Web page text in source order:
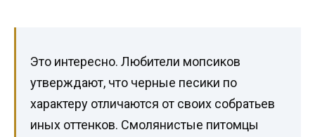
Это интересно. Любители мопсиков
утверждают, что черные песики по
характеру отличаются от своих собратьев
иных оттенков. Смолянистые питомцы